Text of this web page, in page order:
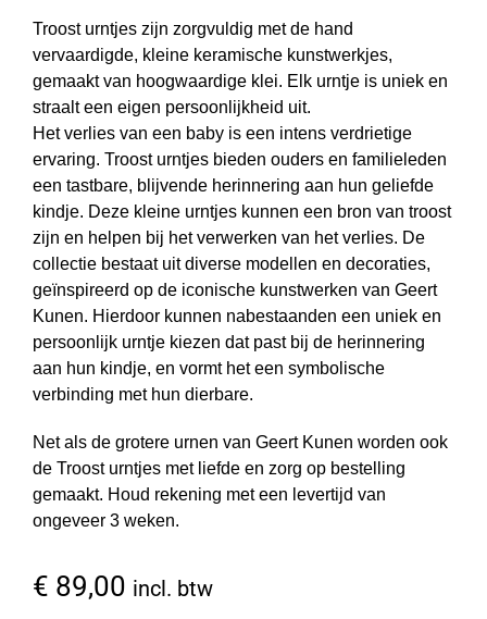
Troost urntjes zijn zorgvuldig met de hand
vervaardigde, kleine keramische kunstwerkjes,
gemaakt van hoogwaardige klei. Elk urntje is uniek en
straalt een eigen persoonlijkheid uit.
Het verlies van een baby is een intens verdrietige
ervaring. Troost urntjes bieden ouders en familieleden
een tastbare, blijvende herinnering aan hun geliefde
kindje. Deze kleine urntjes kunnen een bron van troost
zijn en helpen bij het verwerken van het verlies. De
collectie bestaat uit diverse modellen en decoraties,
geïnspireerd op de iconische kunstwerken van Geert
Kunen. Hierdoor kunnen nabestaanden een uniek en
persoonlijk urntje kiezen dat past bij de herinnering
aan hun kindje, en vormt het een symbolische
verbinding met hun dierbare.
Net als de grotere urnen van Geert Kunen worden ook
de Troost urntjes met liefde en zorg op bestelling
gemaakt. Houd rekening met een levertijd van
ongeveer 3 weken.
€ 89,00 incl. btw